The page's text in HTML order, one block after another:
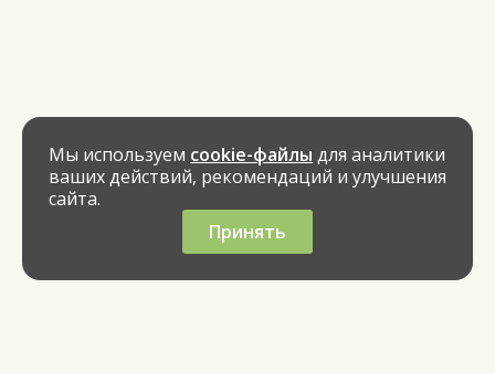
Мы используем cookie-файлы для аналитики
ваших действий, рекомендаций и улучшения
сайта.
Принять